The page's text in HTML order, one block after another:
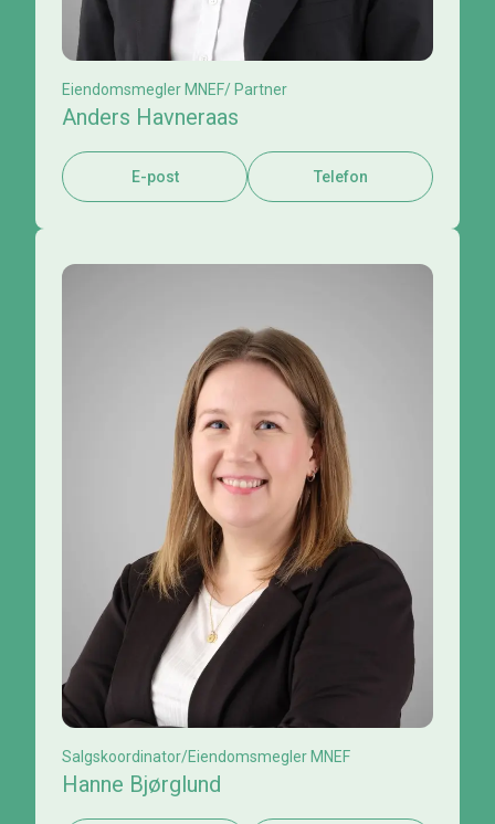
Eiendomsmegler MNEF/ Partner
Anders Havneraas
E-post Telefon
Salgskoordinator/Eiendomsmegler MNEF
Hanne Bjørglund